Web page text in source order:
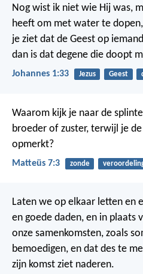
Nog wist ik niet wie Hij was,
heeft om met water te
je ziet dat de Geest op
dan is dat degene die doopt
Johannes 1:33 Jezus Geest
Waarom kijk je naar de
broeder of zuster, terwijl je
opmerkt?
Matteüs 7:3 zonde
Laten we op elkaar letten en
en goede daden, en in plaats
onze samenkomsten, zoals
bemoedigen, en dat des te
zijn komst ziet naderen.